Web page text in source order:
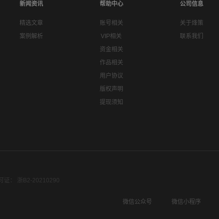
新闻资讯
精选文章
案例解析
帮助中心
账号相关
VIP相关
资金相关
作品相关
用户协议
版权声明
提现须知
公司信息
关于烽策
联系我们
证： 浙B2-20210290
微信公众号
微信小程序